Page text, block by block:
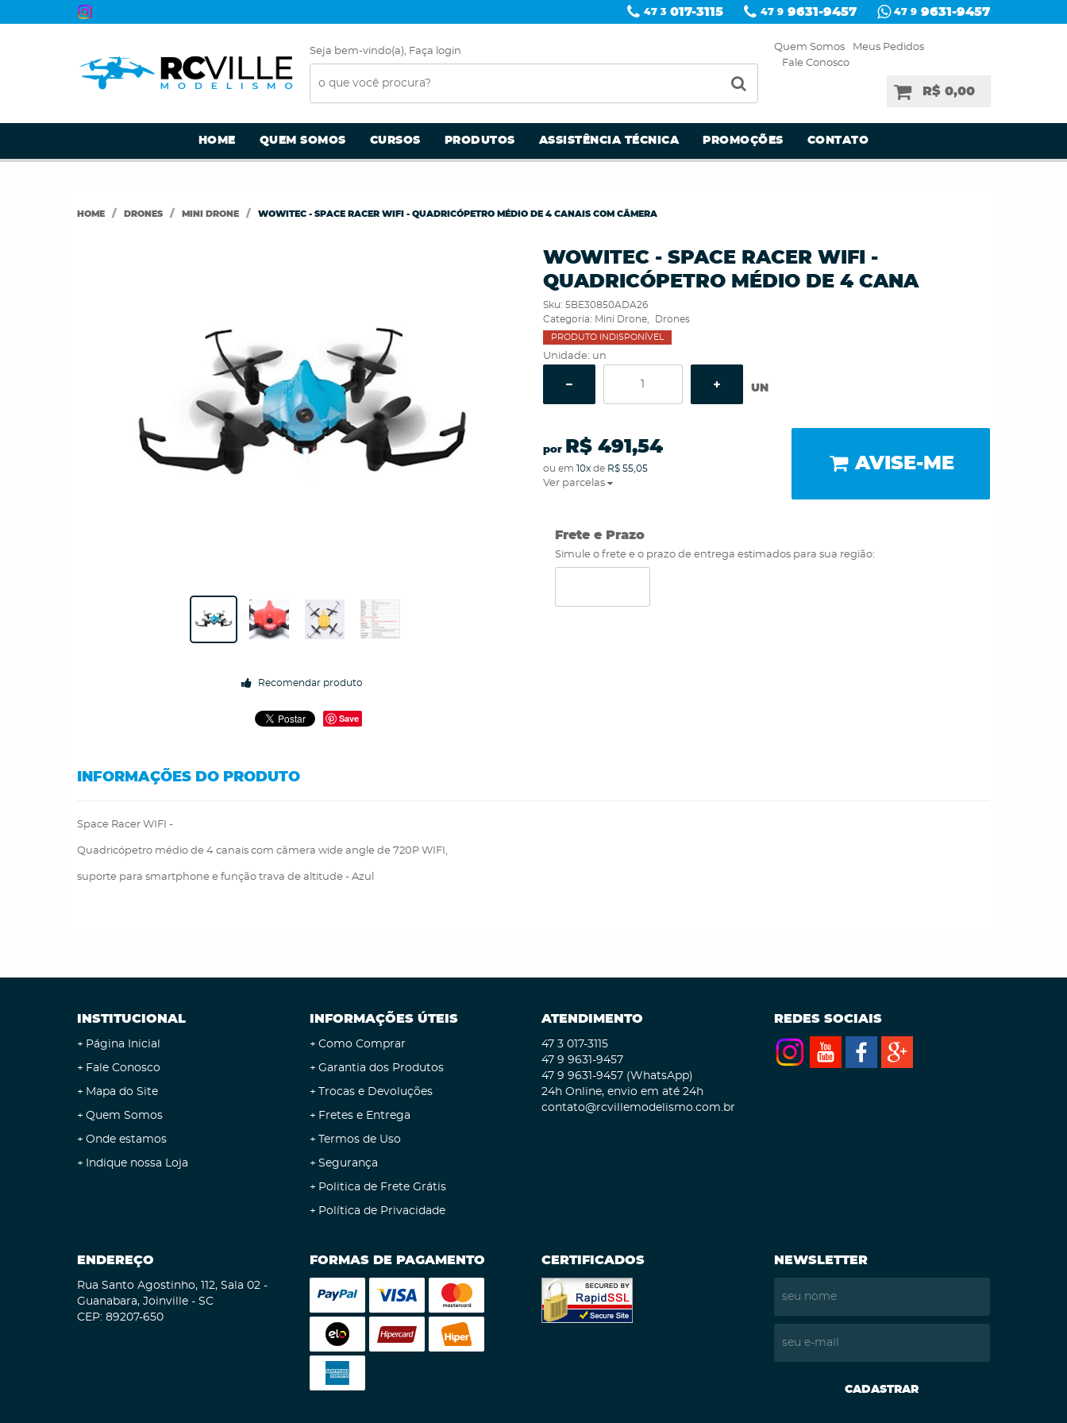
47 3 017-3115 47 9 9631-9457 47 9 9631-9457
Seja bem-vindo(a), Faça login Quem Somos
Meus Pedidos
Fale Conosco
R$ 0,00
HOME QUEM SOMOS CURSOS PRODUTOS ASSISTÊNCIA TÉCNICA PROMOÇÕES CONTATO
HOME DRONES MINI DRONE WOWITEC - SPACE RACER WIFI - QUADRICÓPETRO MÉDIO DE 4 CANAIS COM CÂMERA
Recomendar produto
Save
WOWITEC - SPACE RACER WIFI -
QUADRICÓPETRO MÉDIO DE 4 CANA
Sku: 5BE30850ADA26
Categoria: Mini Drone Drones
PRODUTO INDISPONÍVEL
Unidade: un
UN
por R$ 491,54
ou em 10xde R$ 55,05
Ver parcelas
AVISE-ME
Frete e Prazo
Simule o frete e o prazo de entrega estimados para sua região:
INFORMAÇÕES DO PRODUTO
Space Racer WIFI -
Quadricópetro médio de 4 canais com câmera wide angle de 720P WIFI,
suporte para smartphone e função trava de altitude - Azul
INSTITUCIONAL
Página Inicial
Fale Conosco
Mapa do Site
Quem Somos
Onde estamos
Indique nossa Loja
INFORMAÇÕES ÚTEIS
Como Comprar
Garantia dos Produtos
Trocas e Devoluções
Fretes e Entrega
Termos de Uso
Segurança
Politica de Frete Grátis
Política de Privacidade
ATENDIMENTO
47 3 017-3115
47 9 9631-9457
47 9 9631-9457 (WhatsApp)
24h Online, envio em até 24h
contato@rcvillemodelismo.com.br
REDES SOCIAIS
ENDEREÇO
Rua Santo Agostinho, 112, Sala 02 -
Guanabara, Joinville - SC
CEP: 89207-650
FORMAS DE PAGAMENTO CERTIFICADOS NEWSLETTER
CADASTRAR